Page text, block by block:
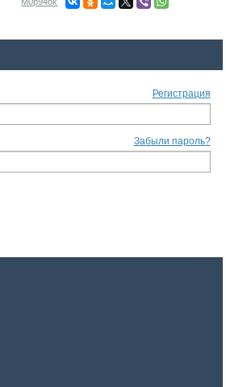
Регистрация
Забыли пароль?